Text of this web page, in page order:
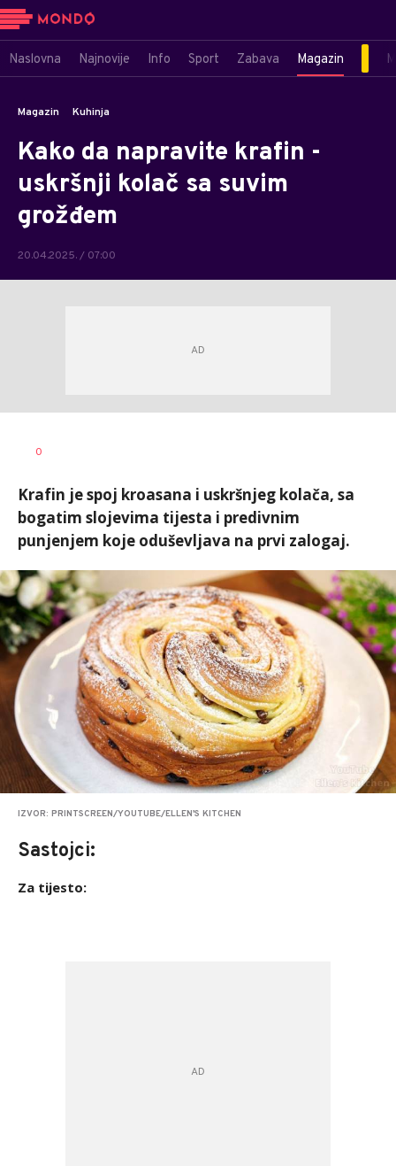
Naslovna Najnovije Info Sport Zabava Magazin
Magazin Kuhinja
Kako da napravite krafin -
uskršnji kolač sa suvim
grožđem
20.04.2025. / 07:00
AUTOR
0
Krafin je spoj kroasana i uskršnjeg kolača, sa
bogatim slojevima tijesta i predivnim
punjenjem koje oduševljava na prvi zalogaj.
IZVOR: PRINTSCREEN/YOUTUBE/ELLEN'S KITCHEN
Sastojci:
Za tijesto: